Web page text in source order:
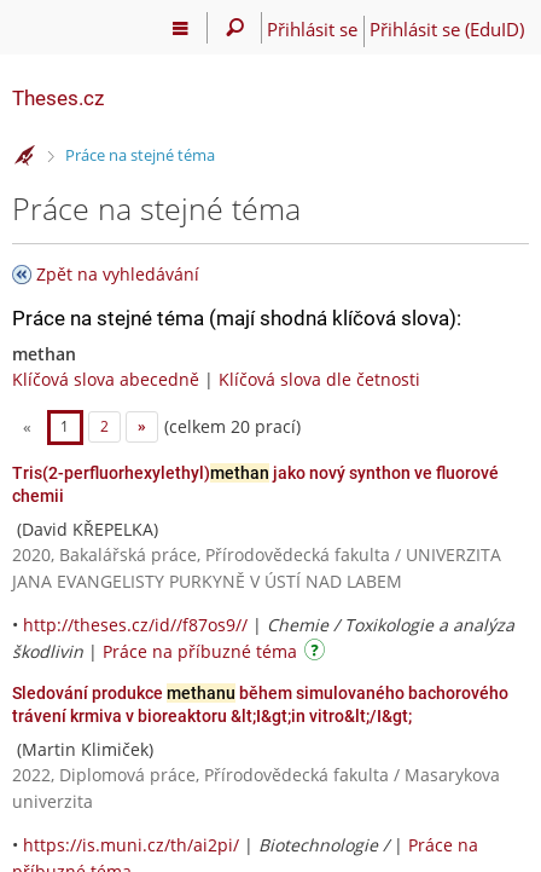
Přihlásit se Přihlásit se (EduID)
Theses.cz
>Práce na stejné téma
Práce na stejné téma
Zpět na vyhledávání
Práce na stejné téma (mají shodná klíčová slova):
methan
Klíčová slova abecedně | Klíčová slova dle četnosti
« 1 2 » (celkem 20 prací)
Tris(2-perfluorhexylethyl)methan jako nový synthon ve fluorové
chemii
(David KŘEPELKA)
2020, Bakalářská práce, Přírodovědecká fakulta / UNIVERZITA
JANA EVANGELISTY PURKYNĚ V ÚSTÍ NAD LABEM
• http://theses.cz/id//f87os9// | Chemie / Toxikologie a analýza
škodlivin | Práce na příbuzné téma
Sledování produkce methanu během simulovaného bachorového
trávení krmiva v bioreaktoru &lt;I&gt;in vitro&lt;/I&gt;
(Martin Klimiček)
2022, Diplomová práce, Přírodovědecká fakulta / Masarykova
univerzita
• https://is.muni.cz/th/ai2pi/ | Biotechnologie / | Práce na